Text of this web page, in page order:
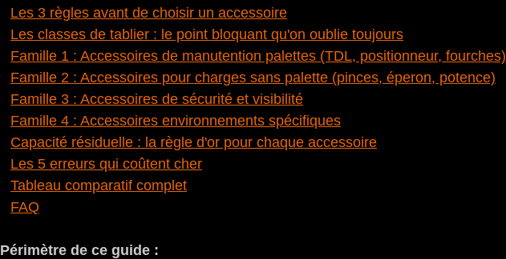
Les 3 règles avant de choisir un accessoire
Les classes de tablier : le point bloquant qu'on oublie toujours
Famille 1 : Accessoires de manutention palettes (TDL, positionneur, fourches)
Famille 2 : Accessoires pour charges sans palette (pinces, éperon, potence)
Famille 3 : Accessoires de sécurité et visibilité
Famille 4 : Accessoires environnements spécifiques
Capacité résiduelle : la règle d'or pour chaque accessoire
Les 5 erreurs qui coûtent cher
Tableau comparatif complet
FAQ
Périmètre de ce guide :